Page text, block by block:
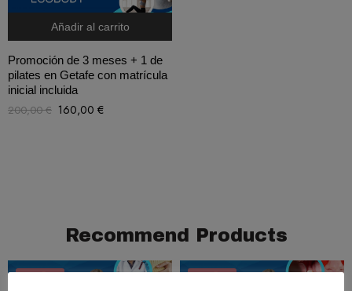
Añadir al carrito
Promoción de 3 meses + 1 de
pilates en Getafe con matrícula
inicial incluida
200,00€ 160,00 €
Recommend Products